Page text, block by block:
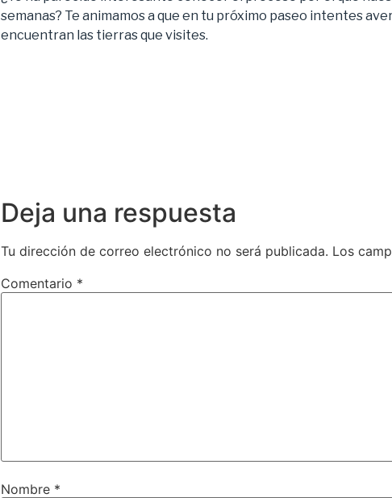
semanas? Te animamos a que en tu próximo paseo intentes
encuentran las tierras que visites.
Deja una respuesta
Tu dirección de correo electrónico no será publicada. Los
Comentario *
Nombre *